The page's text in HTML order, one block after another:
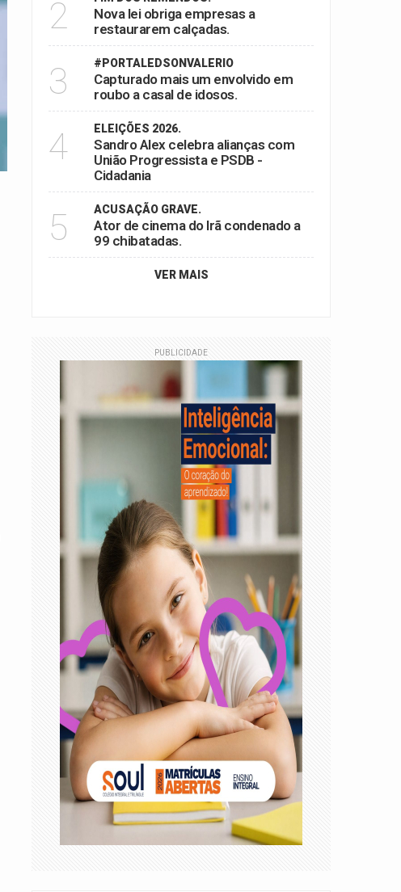
2
Nova lei obriga empresas a
restaurarem calçadas.
3 #PORTALEDSONVALERIO
Capturado mais um envolvido em
roubo a casal de idosos.
4 ELEIÇÕES 2026.
Sandro Alex celebra alianças com
União Progressista e PSDB -
Cidadania
5 ACUSAÇÃO GRAVE.
Ator de cinema do Irã condenado a
99 chibatadas.
VER MAIS
PUBLICIDADE